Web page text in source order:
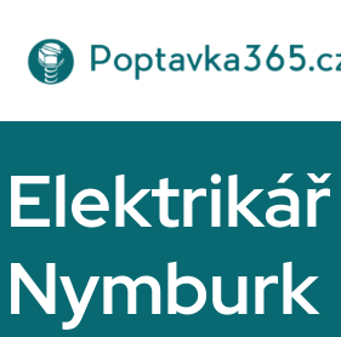
Elektrikář
Nymburk